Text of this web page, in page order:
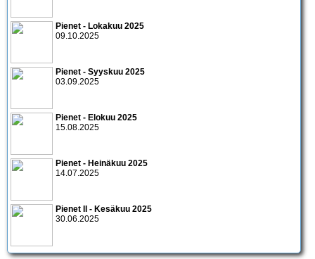
Pienet - Lokakuu 2025
09.10.2025
Pienet - Syyskuu 2025
03.09.2025
Pienet - Elokuu 2025
15.08.2025
Pienet - Heinäkuu 2025
14.07.2025
Pienet II - Kesäkuu 2025
30.06.2025